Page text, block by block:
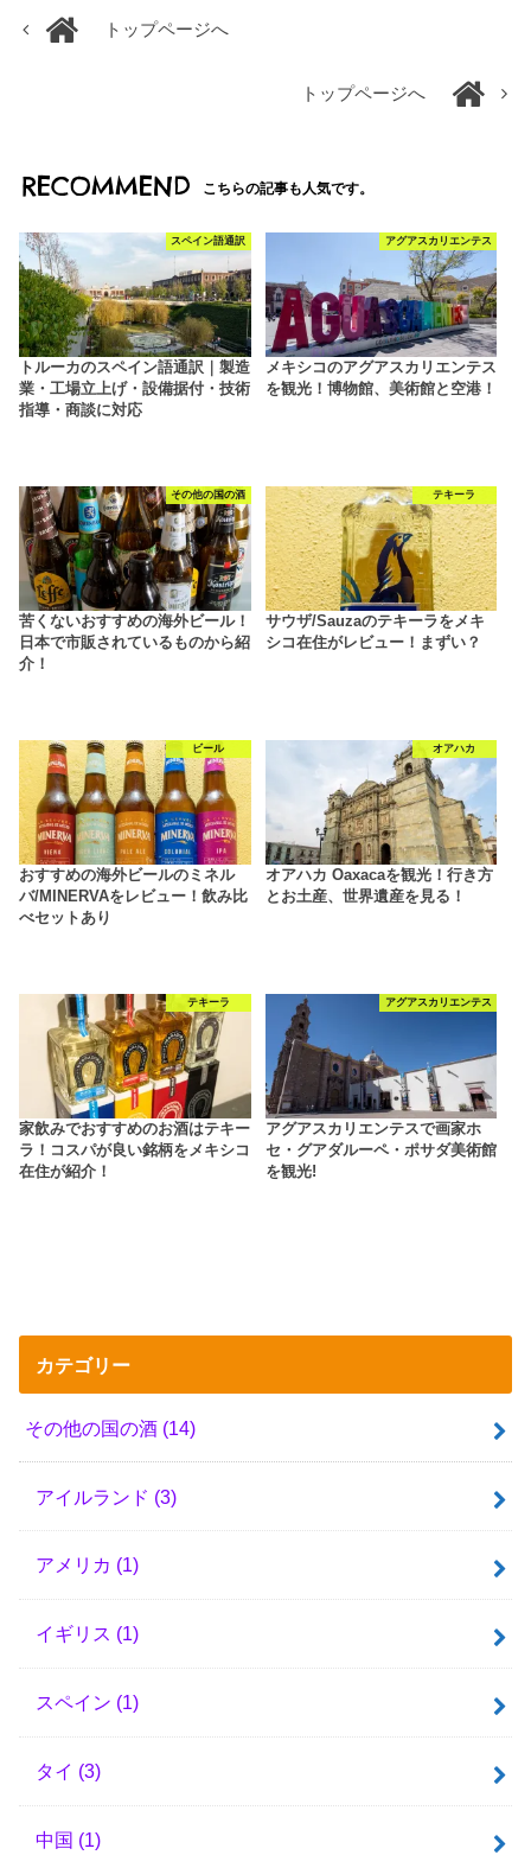
トップページへ
トップページへ
RECOMMEND こちらの記事も人気です。
スペイン語通訳
トルーカのスペイン語通訳｜製造
業・工場立上げ・設備据付・技術
指導・商談に対応
アグアスカリエンテス
メキシコのアグアスカリエンテス
を観光！博物館、美術館と空港！
その他の国の酒
苦くないおすすめの海外ビール！
日本で市販されているものから紹
介！
テキーラ
サウザ/Sauzaのテキーラをメキ
シコ在住がレビュー！まずい？
ビール
おすすめの海外ビールのミネル
バ/MINERVAをレビュー！飲み比
べセットあり
オアハカ
オアハカ Oaxacaを観光！行き方
とお土産、世界遺産を見る！
テキーラ
家飲みでおすすめのお酒はテキー
ラ！コスパが良い銘柄をメキシコ
在住が紹介！
アグアスカリエンテス
アグアスカリエンテスで画家ホ
セ・グアダルーペ・ポサダ美術館
を観光!
カテゴリー
その他の国の酒 (14)
アイルランド (3)
アメリカ (1)
イギリス (1)
スペイン (1)
タイ (3)
中国 (1)